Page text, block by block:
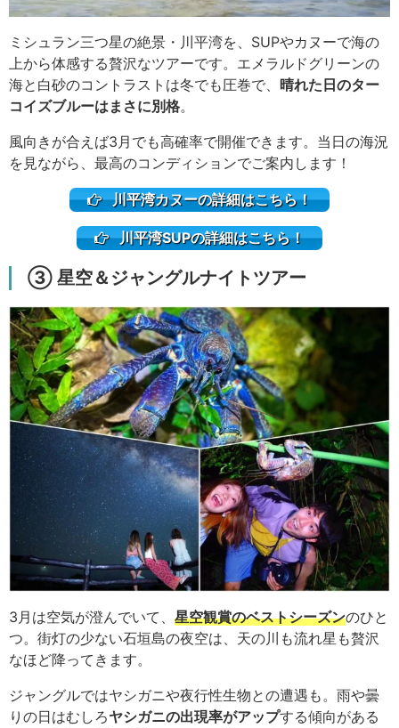
ミシュラン三つ星の絶景・川平湾を、SUPやカヌーで海の
上から体感する贅沢なツアーです。エメラルドグリーンの
海と白砂のコントラストは冬でも圧巻で、 晴れた日のター
コイズブルーはまさに別格。
風向きが合えば3月でも高確率で開催できます。当日の海況
を見ながら、最高のコンディションでご案内します！
川平湾カヌーの詳細はこちら！
川平湾SUPの詳細はこちら！
③ 星空＆ジャングルナイトツアー
3月は空気が澄んでいて、 星空観賞のベストシーズンのひと
つ。街灯の少ない石垣島の夜空は、天の川も流れ星も贅沢
なほど降ってきます。
ジャングルではヤシガニや夜行性生物との遭遇も。雨や曇
りの日はむしろヤシガニの出現率がアップする傾向がある